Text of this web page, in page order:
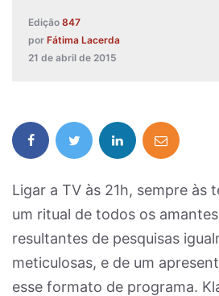
Edição 847
por Fátima Lacerda
21 de abril de 2015
Ligar a TV às 21h, sempre às
um ritual de todos os
resultantes de pesquisas
meticulosas, e de um
esse formato de programa.